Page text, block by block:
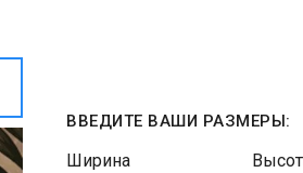
ВВЕДИТЕ ВАШИ РАЗМЕРЫ:
Ширина